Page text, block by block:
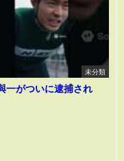
未分類
一がついに逮捕され